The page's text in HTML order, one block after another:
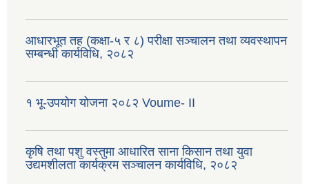
आधारभूत तह (कक्षा-५ र ८) परीक्षा सञ्चालन तथा व्यवस्थापन
सम्बन्धी कार्यविधि, २०८२
१ भू-उपयोग योजना २०८२ Voume- II
कृषि तथा पशु वस्तुमा आधारित साना किसान तथा युवा
उद्यमशीलता कार्यक्रम सञ्चालन कार्यविधि, २०८२